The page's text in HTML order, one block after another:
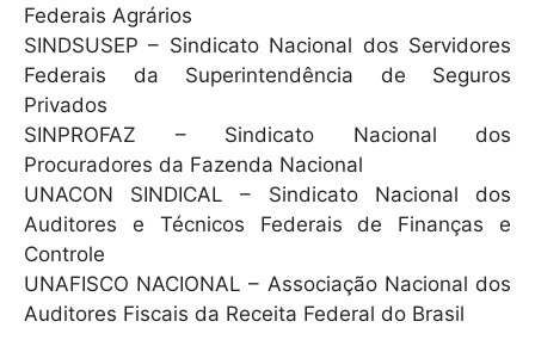
Federais Agrários
SINDSUSEP – Sindicato Nacional dos Servidores
Federais da Superintendência de Seguros
Privados
SINPROFAZ – Sindicato Nacional dos
Procuradores da Fazenda Nacional
UNACON SINDICAL – Sindicato Nacional dos
Auditores e Técnicos Federais de Finanças e
Controle
UNAFISCO NACIONAL – Associação Nacional dos
Auditores Fiscais da Receita Federal do Brasil